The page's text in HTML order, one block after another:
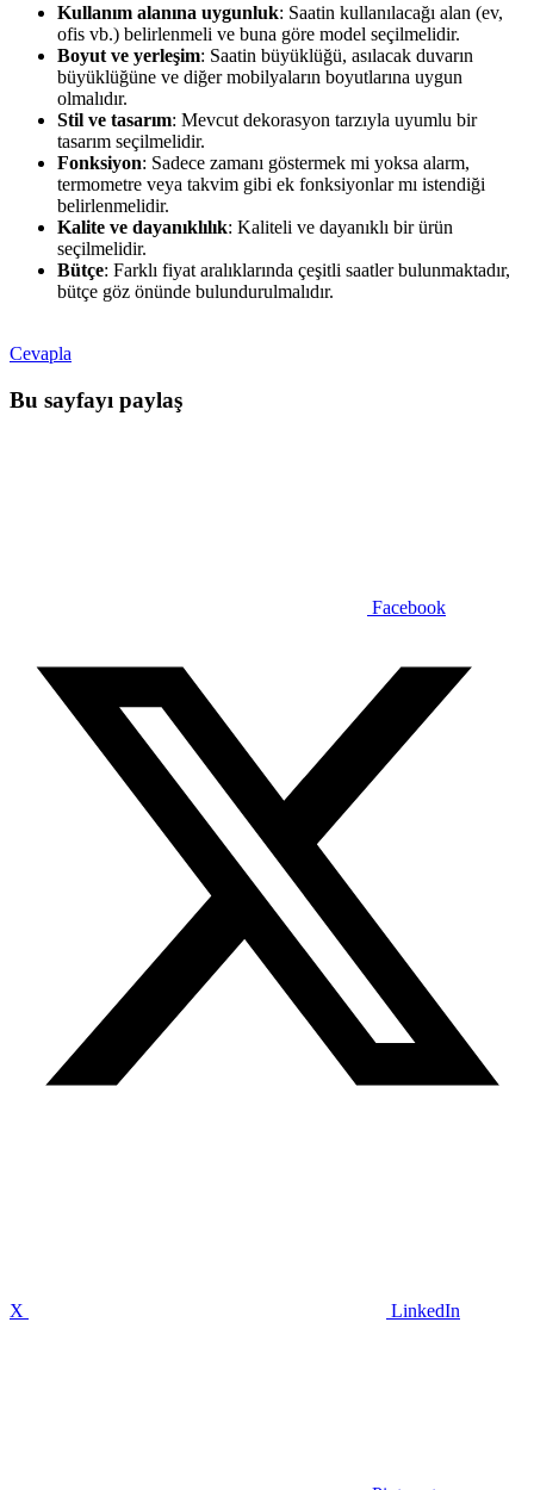
Kullanım alanına uygunluk: Saatin kullanılacağı alan (ev,
ofis vb.) belirlenmeli ve buna göre model seçilmelidir.
Boyut ve yerleşim: Saatin büyüklüğü, asılacak duvarın
büyüklüğüne ve diğer mobilyaların boyutlarına uygun
olmalıdır.
Stil ve tasarım: Mevcut dekorasyon tarzıyla uyumlu bir
tasarım seçilmelidir.
Fonksiyon: Sadece zamanı göstermek mi yoksa alarm,
termometre veya takvim gibi ek fonksiyonlar mı istendiği
belirlenmelidir.
Kalite ve dayanıklılık: Kaliteli ve dayanıklı bir ürün
seçilmelidir.
Bütçe: Farklı fiyat aralıklarında çeşitli saatler bulunmaktadır,
bütçe göz önünde bulundurulmalıdır.
Cevapla
Bu sayfayı paylaş
Facebook
X LinkedIn